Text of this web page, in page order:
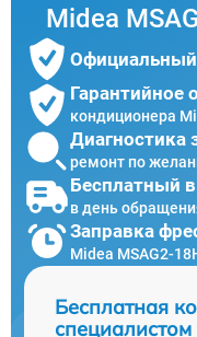
Midea
Официальный
Гарантийное
кондиционера
Диагностика
ремонт по
Бесплатный
в день
Заправка
Midea MSAG2-
Бесплатная
специалистом